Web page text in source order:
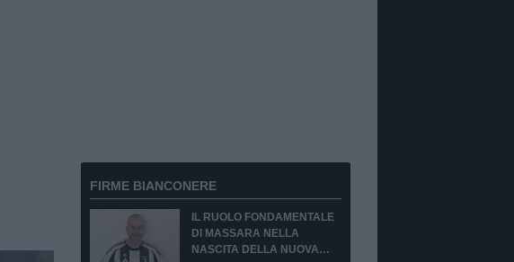
FIRME BIANCONERE
IL RUOLO FONDAMENTALE
DI MASSARA NELLA
NASCITA DELLA NUOVA